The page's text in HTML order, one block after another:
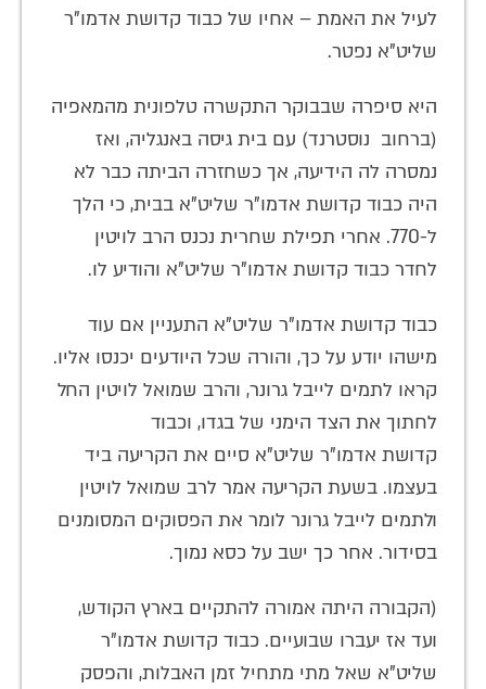
לעיל את האמת – אחיו של כבוד קדושת אדמו"ר
שליט"א נפטר.
היא סיפרה שבבוקר התקשרה טלפונית מהמאפיה
(ברחוב נוסטרנד) עם בית גיסה באנגליה, ואז
נמסרה לה הידיעה, אך כשחזרה הביתה כבר לא
היה כבוד קדושת אדמו"ר שליט"א בבית, כי הלך
ל-‏770. אחרי תפילת שחרית נכנס הרב לויטין
לחדר כבוד קדושת אדמו"ר שליט"א והודיע לו.
כבוד קדושת אדמו"ר שליט"א התעניין אם עוד
מישהו יודע על כך, והורה שכל היודעים יכנסו אליו.
קראו לתמים לייבל גרונר, והרב שמואל לויטין החל
לחתוך את הצד הימני של בגדו, וכבוד
קדושת אדמו"ר שליט"א סיים את הקריעה ביד
בעצמו. בשעת הקריעה אמר לרב שמואל לויטין
ולתמים לייבל גרונר לומר את הפסוקים המסומנים
בסידור. אחר כך ישב על כסא נמוך.
(הקבורה היתה אמורה להתקיים בארץ הקודש,
ועד אז יעברו שבועיים. כבוד קדושת אדמו"ר
שליט"א שאל מתי מתחיל זמן האבלות, והפסק